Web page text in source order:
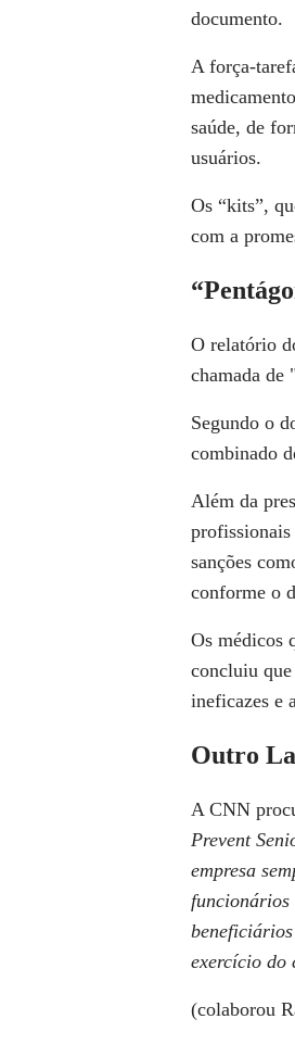
documento.
A força-
saúde, de
usuários.
Os “kits”,
com a
O relatório
chamada de
Segundo o
combinado
Além da
profissionais
sanções
conforme o
Os médicos
concluiu
ineficazes e
Outro
A CNN
Prevent
empresa
funcionários
exercício
(colaborou